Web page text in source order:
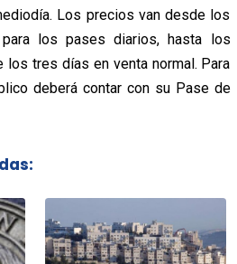
Los precios van desde los
los pases diarios, hasta los
los tres días en venta normal. Para
deberá contar con su Pase de